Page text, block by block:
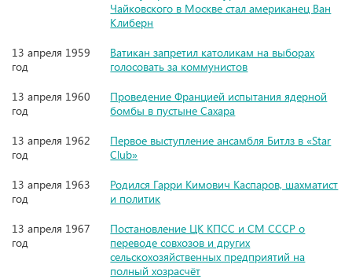
Чайковского в Москве стал американец Ван
Клиберн
13 апреля 1959
год
Ватикан запретил католикам на выборах
голосовать за коммунистов
13 апреля 1960
год
Проведение Францией испытания ядерной
бомбы в пустыне Сахара
13 апреля 1962
год
Первое выступление ансамбля Битлз в «Star
Club»
13 апреля 1963
год
Родился Гарри Кимович Каспаров, шахматист
и политик
13 апреля 1967
год
Постановление ЦК КПСС и СМ СССР о
переводе совхозов и других
сельскохозяйственных предприятий на
полный хозрасчёт